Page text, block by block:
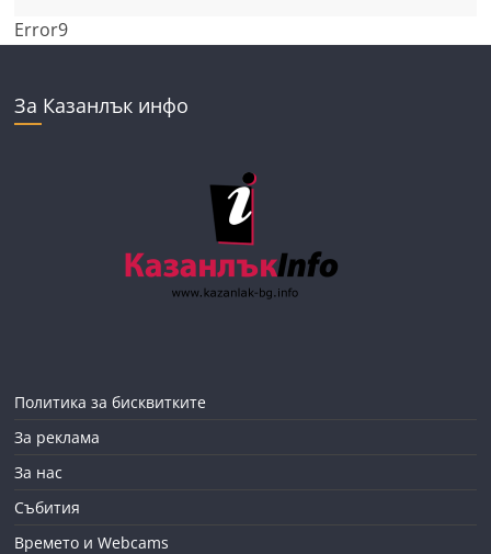
Error9
За Казанлък инфо
Политика за бисквитките
За реклама
За нас
Събития
Времето и Webcams